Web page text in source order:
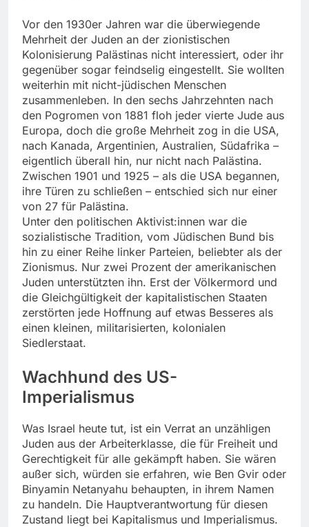
Vor den 1930er Jahren war die überwiegende
Mehrheit der Juden an der zionistischen
Kolonisierung Palästinas nicht interessiert, oder ihr
gegenüber sogar feindselig eingestellt. Sie wollten
weiterhin mit nicht-jüdischen Menschen
zusammenleben. In den sechs Jahrzehnten nach
den Pogromen von 1881 floh jeder vierte Jude aus
Europa, doch die große Mehrheit zog in die USA,
nach Kanada, Argentinien, Australien, Südafrika –
eigentlich überall hin, nur nicht nach Palästina.
Zwischen 1901 und 1925 – als die USA begannen,
ihre Türen zu schließen – entschied sich nur einer
von 27 für Palästina.
Unter den politischen Aktivist:innen war die
sozialistische Tradition, vom Jüdischen Bund bis
hin zu einer Reihe linker Parteien, beliebter als der
Zionismus. Nur zwei Prozent der amerikanischen
Juden unterstützten ihn. Erst der Völkermord und
die Gleichgültigkeit der kapitalistischen Staaten
zerstörten jede Hoffnung auf etwas Besseres als
einen kleinen, militarisierten, kolonialen
Siedlerstaat.
Wachhund des US-
Imperialismus
Was Israel heute tut, ist ein Verrat an unzähligen
Juden aus der Arbeiterklasse, die für Freiheit und
Gerechtigkeit für alle gekämpft haben. Sie wären
außer sich, würden sie erfahren, wie Ben Gvir oder
Binyamin Netanyahu behaupten, in ihrem Namen
zu handeln. Die Hauptverantwortung für diesen
Zustand liegt bei Kapitalismus und Imperialismus.